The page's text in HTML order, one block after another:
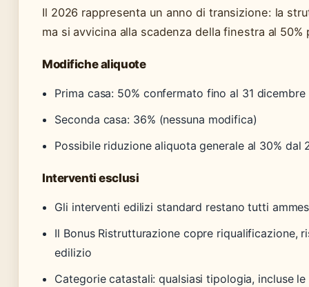
Il 2026 rappresenta un anno di transizione: la
ma si avvicina alla scadenza della finestra al
Modifiche aliquote
Prima casa: 50% confermato fino al 31
Seconda casa: 36% (nessuna modifica)
Possibile riduzione aliquota generale al 30% dal
Interventi esclusi
Gli interventi edilizi standard restano tutti
Il Bonus Ristrutturazione copre riqualificazione,
edilizio
Categorie catastali: qualsiasi tipologia, incluse